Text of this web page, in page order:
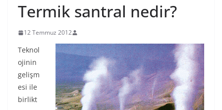
Termik santral nedir?
12 Temmuz 2012
Teknol
ojinin
gelişm
esi ile
birlikt